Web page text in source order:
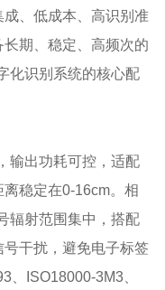
、低成本、高识别准
期、稳定、高频次的
化识别系统的核心配
输出功耗可控，适配
稳定在0-16cm。相
辐射范围集中，搭配
干扰，避免电子标签
、ISO18000-3M3、